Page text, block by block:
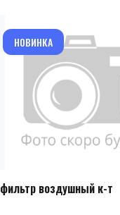
НОВИНКА
фильтр воздушный к-т